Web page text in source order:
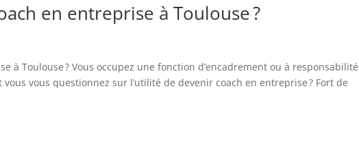
en entreprise à Toulouse ?
à Toulouse ? Vous occupez une fonction d’encadrement ou à
vous questionnez sur l’utilité de devenir coach en entreprise ? Fort de